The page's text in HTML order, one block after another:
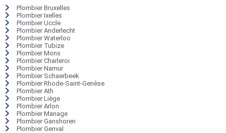
Plombier Bruxelles
Plombier Ixelles
Plombier Uccle
Plombier Anderlecht
Plombier Waterloo
Plombier Tubize
Plombier Mons
Plombier Charleroi
Plombier Namur
Plombier Schaerbeek
Plombier Rhode-Saint-Genèse
Plombier Ath
Plombier Liège
Plombier Arlon
Plombier Manage
Plombier Ganshoren
Plombier Genval